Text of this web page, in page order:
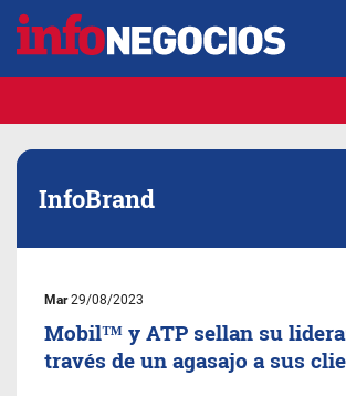
InfoBrand
Mar29/08/2023
Mobil™ y ATP sellan su
través de un agasajo a sus